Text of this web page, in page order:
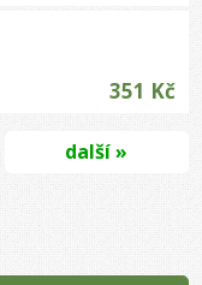
351 Kč
další »